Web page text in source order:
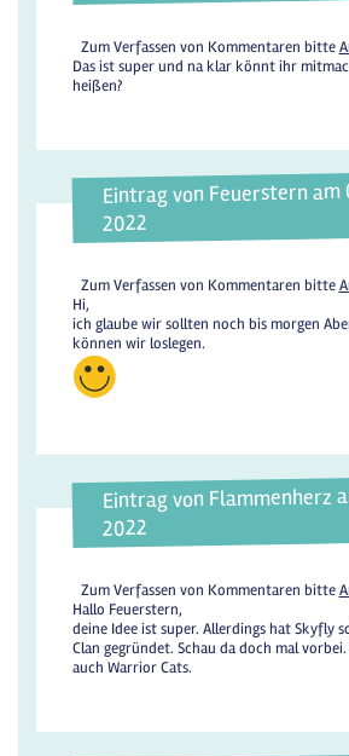
Zum Verfassen von Kommentaren bitte
Das ist super und na klar könnt ihr
heißen?
Eintrag von Feuerstern am
2022
Zum Verfassen von Kommentaren bitte
Hi,
ich glaube wir sollten noch bis morgen
können wir loslegen.
Eintrag von Flammenherz
2022
Zum Verfassen von Kommentaren bitte
Hallo Feuerstern,
deine Idee ist super. Allerdings hat Skyfly
Clan gegründet. Schau da doch mal
auch Warrior Cats.